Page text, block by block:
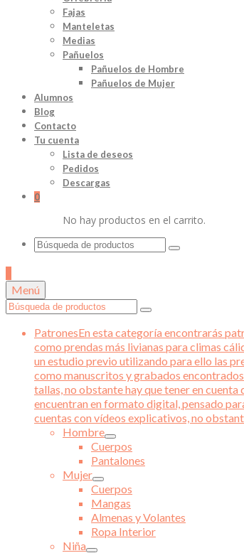
Fajas
Manteletas
Medias
Pañuelos
Pañuelos de Hombre
Pañuelos de Mujer
Alumnos
Blog
Contacto
Tu cuenta
Lista de deseos
Pedidos
Descargas
0
No hay productos en el carrito.
Buscar
Menú
Buscar
PatronesEn esta categoría encontrarás
como prendas más livianas para climas
un estudio previo utilizando para ello las
como manuscritos y grabados
tallas, no obstante hay que tener en cuenta
encuentran en formato digital, pensado
cuentas con vídeos explicativos, no
Hombre
Cuerpos
Pantalones
Mujer
Cuerpos
Mangas
Almenas y Volantes
Ropa Interior
Niña